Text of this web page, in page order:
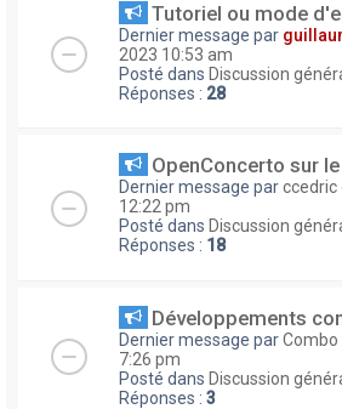
Tutoriel ou mode
Dernier message par
2023 10:53 am
Posté dans Discussion
Réponses : 28
OpenConcerto sur
Dernier message parccedric
12:22 pm
Posté dans Discussion
Réponses : 18
Développements
Dernier message parCombo
7:26 pm
Posté dans Discussion
Réponses : 3